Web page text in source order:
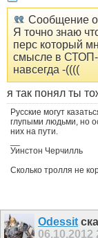
Сообщение
Я точно знаю
перс который
смысле в СТОП-
навсегда -((((
я так понял ты
Русские могут
глупыми людьми, но
них на пути.
Уинстон Черчилль
Сколько тролля не
Odessit
06.10.2012